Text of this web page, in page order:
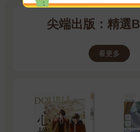
尖端出版：精選
看更多